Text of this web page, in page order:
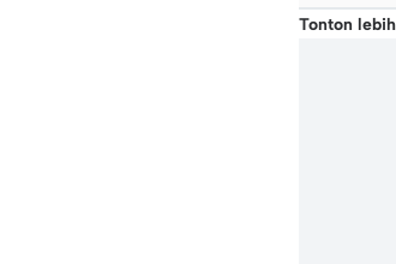
Tonton